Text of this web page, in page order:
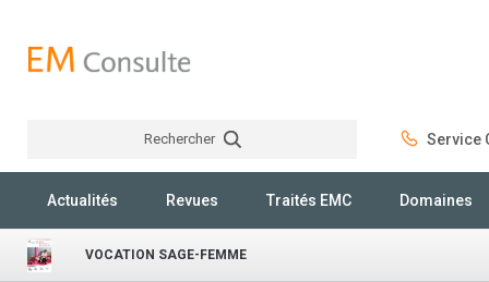
Rechercher Service
Actualités Revues Traités EMC Domaines
VOCATION SAGE-FEMME